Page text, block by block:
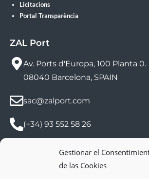
Gestionar el
de las Cookies
Licitacions
Portal Transparència
ZAL Port
Av. Ports d'Europa, 100 Planta 0.
08040 Barcelona, SPAIN
sac@zalport.com
(+34) 93 552 58 26